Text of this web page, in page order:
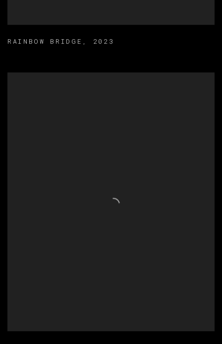
RAINBOW BRIDGE , 2023